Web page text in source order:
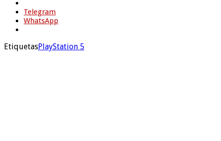
Telegram
WhatsApp
EtiquetasPlayStation 5